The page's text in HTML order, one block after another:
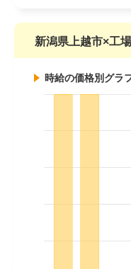
新潟県上越市×工
時給の価格別グラ